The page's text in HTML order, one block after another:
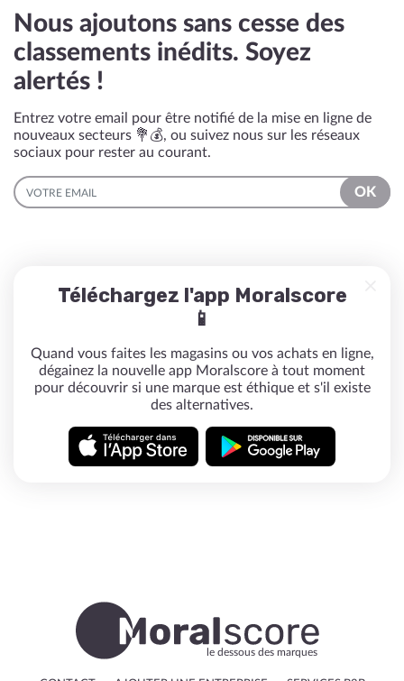
Nous ajoutons sans cesse des
classements inédits. Soyez
alertés !
Entrez votre email pour être notifié de la mise en ligne de
nouveaux secteurs 💐💰, ou suivez nous sur les réseaux
sociaux pour rester au courant.
EMAIL
OK
Téléchargez l'app Moralscore
📱
Quand vous faites les magasins ou vos achats en ligne,
dégainez la nouvelle app Moralscore à tout moment
pour découvrir si une marque est éthique et s'il existe
des alternatives.
le dessous des marques